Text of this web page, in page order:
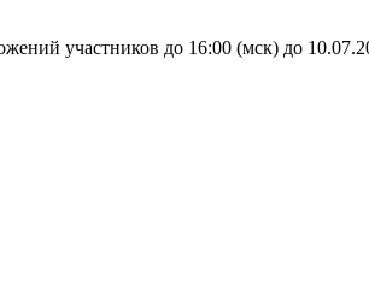
участников до 16:00 (мск) до